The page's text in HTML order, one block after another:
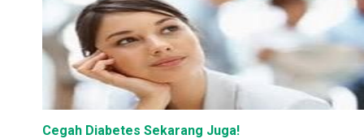
Cegah Diabetes Sekarang Juga!